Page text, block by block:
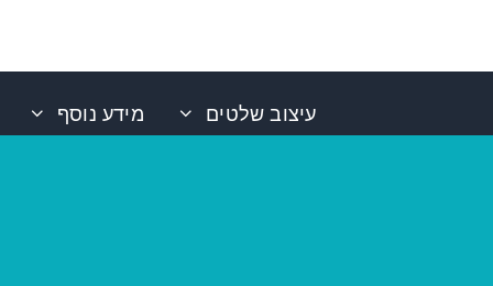
עיצוב שלטים מידע נוסף